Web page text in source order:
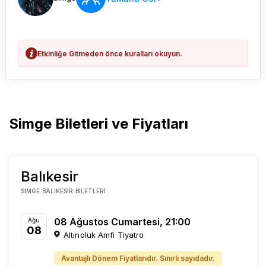
Etkinliğe Gitmeden önce kuralları okuyun.
Simge Biletleri ve Fiyatları
Balıkesir
SIMGE BALIKESIR BILETLERI
Ağu
08
08 Ağustos Cumartesi, 21:00
Altınoluk Amfi Tiyatro
Avantajlı Dönem Fiyatlarıdır. Sınırlı sayıdadır.